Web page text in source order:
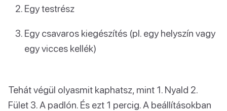
Egy testrész
Egy csavaros kiegészítés (pl. egy helyszín vagy
egy vicces kellék)
Tehát végül olyasmit kaphatsz, mint 1. Nyald 2.
Fület 3. A padlón. És ezt 1 percig. A beállításokban